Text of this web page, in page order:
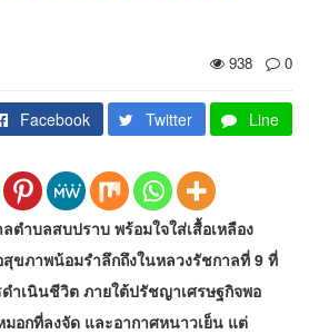
938
0
Facebook Twitter Line
ตำบลสบปราบ พร้อมใจใส่เสื้อเหลือง
สุขภาพน้อมรำลึกถึงในหลวงรัชกาลที่ 9 ที่
ำเนินชีวิต ภายใต้ปรัชญาเศรษฐกิจพอ
มอกที่ลงจัด และอากาศหนาวเย็น แต่